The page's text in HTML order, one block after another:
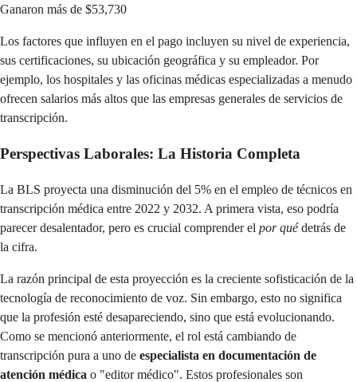
Ganaron más de $53,730
Los factores que influyen en el pago incluyen su nivel de experiencia,
sus certificaciones, su ubicación geográfica y su empleador. Por
ejemplo, los hospitales y las oficinas médicas especializadas a menudo
ofrecen salarios más altos que las empresas generales de servicios de
transcripción.
Perspectivas Laborales: La Historia Completa
La BLS proyecta una disminución del 5% en el empleo de técnicos en
transcripción médica entre 2022 y 2032. A primera vista, eso podría
parecer desalentador, pero es crucial comprender el por quédetrás de
la cifra.
La razón principal de esta proyección es la creciente sofisticación de la
tecnología de reconocimiento de voz. Sin embargo, esto no significa
que la profesión esté desapareciendo, sino que está evolucionando.
Como se mencionó anteriormente, el rol está cambiando de
transcripción pura a uno de especialista en documentación de
atención médica o "editor médico". Estos profesionales son